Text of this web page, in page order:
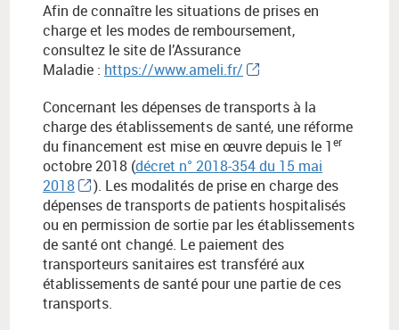
Afin de connaître les situations de prises en
charge et les modes de remboursement,
consultez le site de l’Assurance
Maladie : https://www.ameli.fr/
Concernant les dépenses de transports à la
charge des établissements de santé, une réforme
du financement est mise en œuvre depuis le 1er
octobre 2018 (décret n° 2018-354 du 15 mai
2018
). Les modalités de prise en charge des
dépenses de transports de patients hospitalisés
ou en permission de sortie par les établissements
de santé ont changé. Le paiement des
transporteurs sanitaires est transféré aux
établissements de santé pour une partie de ces
transports.